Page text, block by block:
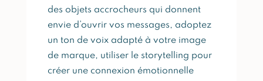
des objets accrocheurs qui donnent
envie d’ouvrir vos messages, adoptez
un ton de voix adapté à votre image
de marque, utiliser le storytelling pour
créer une connexion émotionnelle